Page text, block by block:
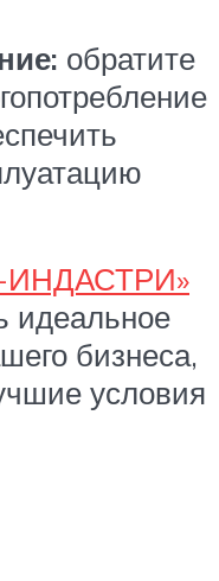
обратите
идеальное
бизнеса,
условия